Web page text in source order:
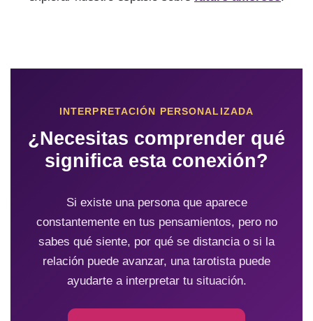
INTERPRETACIÓN PERSONALIZADA
¿Necesitas comprender qué
significa esta conexión?
Si existe una persona que aparece
constantemente en tus pensamientos, pero no
sabes qué siente, por qué se distancia o si la
relación puede avanzar, una tarotista puede
ayudarte a interpretar tu situación.